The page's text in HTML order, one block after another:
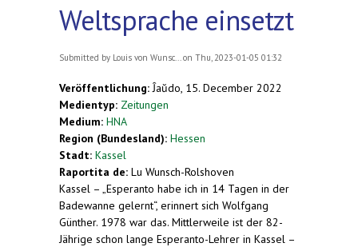
Weltsprache einsetzt
Submitted by Louis von Wunsc... on Thu, 2023-01-05 01:32
Veröffentlichung: Ĵaŭdo, 15. December 2022
Medientyp: Zeitungen
Medium: HNA
Region (Bundesland): Hessen
Stadt: Kassel
Raportita de: Lu Wunsch-Rolshoven
Kassel – „Esperanto habe ich in 14 Tagen in der
Badewanne gelernt“, erinnert sich Wolfgang
Günther. 1978 war das. Mittlerweile ist der 82-
Jährige schon lange Esperanto-Lehrer in Kassel –